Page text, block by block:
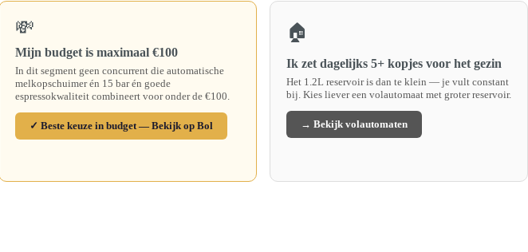
💸
Mijn budget is maximaal €100
In dit segment geen concurrent die automatische
melkopschuimer én 15 bar én goede
espressokwaliteit combineert voor onder de €100.
✓ Beste keuze in budget — Bekijk op Bol
🏠
Ik zet dagelijks 5+ kopjes voor het gezin
Het 1.2L reservoir is dan te klein — je vult constant
bij. Kies liever een volautomaat met groter reservoir.
→ Bekijk volautomaten